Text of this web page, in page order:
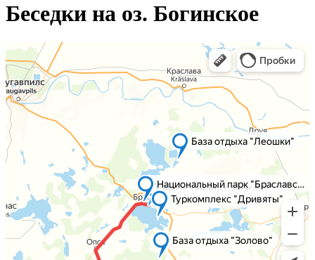
Беседки на оз. Богинское